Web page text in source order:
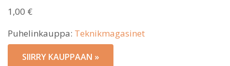
1,00 €
Puhelinkauppa: Teknikmagasinet
SIIRRY KAUPPAAN »